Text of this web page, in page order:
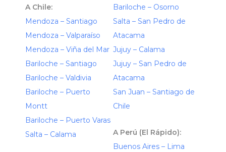
A Chile:
Mendoza – Santiago
Mendoza – Valparaíso
Mendoza – Viña del Mar
Bariloche – Santiago
Bariloche – Valdivia
Bariloche – Puerto
Montt
Bariloche – Puerto Varas
Salta – Calama
Bariloche – Osorno
Salta – San Pedro de
Atacama
Jujuy – Calama
Jujuy – San Pedro de
Atacama
San Juan – Santiago de
Chile
A Perú (El Rápido):
Buenos Aires – Lima